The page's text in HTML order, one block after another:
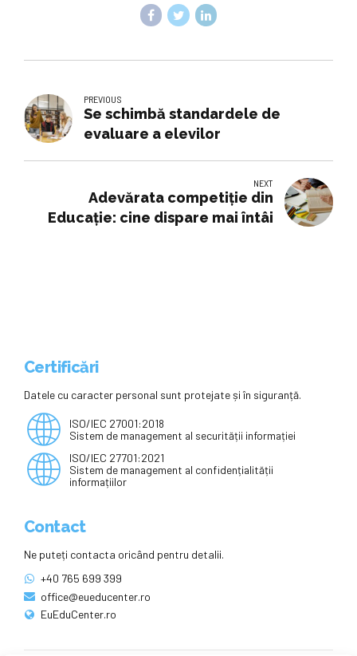
PREVIOUS
Se schimbă standardele de
evaluare a elevilor
NEXT
Adevărata competiție din
Educație: cine dispare mai întâi
Certificări
Datele cu caracter personal sunt protejate și în siguranță.
ISO/IEC 27001:2018
Sistem de management al securității informației
ISO/IEC 27701:2021
Sistem de management al confidențialității
informațiilor
Contact
Ne puteți contacta oricând pentru detalii.
+40 765 699 399
office@eueducenter.ro
EuEduCenter.ro